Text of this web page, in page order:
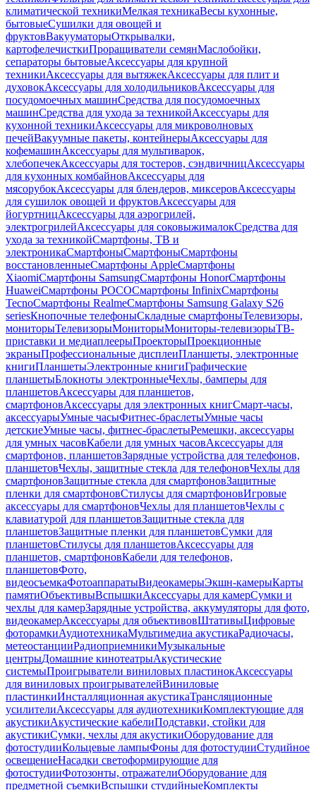
климатической техникиМелкая техникаВесы кухонные,
бытовыеСушилки для овощей и
фруктовВакууматорыОткрывалки,
картофелечисткиПроращиватели семянМаслобойки,
сепараторы бытовыеАксессуары для крупной
техникиАксессуары для вытяжекАксессуары для плит и
духовокАксессуары для холодильниковАксессуары для
посудомоечных машинСредства для посудомоечных
машинСредства для ухода за техникойАксессуары для
кухонной техникиАксессуары для микроволновых
печейВакуумные пакеты, контейнерыАксессуары для
кофемашинАксессуары для мультиварок,
хлебопечекАксессуары для тостеров, сэндвичницАксессуары
для кухонных комбайновАксессуары для
мясорубокАксессуары для блендеров, миксеровАксессуары
для сушилок овощей и фруктовАксессуары для
йогуртницАксессуары для аэрогрилей,
электрогрилейАксессуары для соковыжималокСредства для
ухода за техникойСмартфоны, ТВ и
электроникаСмартфоныСмартфоныСмартфоны
восстановленныеСмартфоны AppleСмартфоны
XiaomiСмартфоны SamsungСмартфоны HonorСмартфоны
HuaweiСмартфоны POCOСмартфоны InfinixСмартфоны
TecnoСмартфоны RealmeСмартфоны Samsung Galaxy S26
seriesКнопочные телефоныСкладные смартфоныТелевизоры,
мониторыТелевизорыМониторыМониторы-телевизорыТВ-
приставки и медиаплеерыПроекторыПроекционные
экраныПрофессиональные дисплеиПланшеты, электронные
книгиПланшетыЭлектронные книгиГрафические
планшетыБлокноты электронныеЧехлы, бамперы для
планшетовАксессуары для планшетов,
смартфоновАксессуары для электронных книгСмарт-часы,
аксессуарыУмные часыФитнес-браслетыУмные часы
детскиеУмные часы, фитнес-браслетыРемешки, аксессуары
для умных часовКабели для умных часовАксессуары для
смартфонов, планшетовЗарядные устройства для телефонов,
планшетовЧехлы, защитные стекла для телефоновЧехлы для
смартфоновЗащитные стекла для смартфоновЗащитные
пленки для смартфоновСтилусы для смартфоновИгровые
аксессуары для смартфоновЧехлы для планшетовЧехлы с
клавиатурой для планшетовЗащитные стекла для
планшетовЗащитные пленки для планшетовСумки для
планшетовСтилусы для планшетовАксессуары для
планшетов, смартфоновКабели для телефонов,
планшетовФото,
видеосъемкаФотоаппаратыВидеокамерыЭкшн-камерыКарты
памятиОбъективыВспышкиАксессуары для камерСумки и
чехлы для камерЗарядные устройства, аккумуляторы для фото,
видеокамерАксессуары для объективовШтативыЦифровые
фоторамкиАудиотехникаМультимедиа акустикаРадиочасы,
метеостанцииРадиоприемникиМузыкальные
центрыДомашние кинотеатрыАкустические
системыПроигрыватели виниловых пластинокАксессуары
для виниловых проигрывателейВиниловые
пластинкиИнсталляционная акустикаТрансляционные
усилителиАксессуары для аудиотехникиКомплектующие для
акустикиАкустические кабелиПодставки, стойки для
акустикиСумки, чехлы для акустикиОборудование для
фотостудииКольцевые лампыФоны для фотостудииСтудийное
освещениеНасадки светоформирующие для
фотостудииФотозонты, отражателиОборудование для
предметной съемкиВспышки студийныеКомплекты